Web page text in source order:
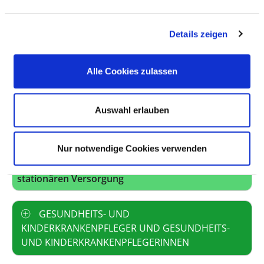
Details zeigen
Alle Cookies zulassen
Auswahl erlauben
Nur notwendige Cookies verwenden
0,00
Personal mit direktem
Beschäftigungsverhältnis
0,00
Personal ohne direktes
0,00
Personal in der
0,00
Personal in der
stationären Versorgung
0,00
GESUNDHEITS- UND
KINDERKRANKENPFLEGER UND GESUNDHEITS-
UND KINDERKRANKENPFLEGERINNEN